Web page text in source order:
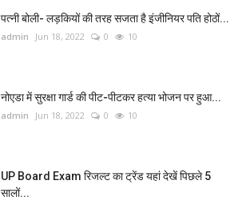
पत्नी बोली- लड़कियों की तरह सजता है इंजीनियर पति होठों...
admin Jun 18, 2022 0 10
नोएडा में सुरक्षा गार्ड की पीट-पीटकर हत्या भोजन पर हुआ...
admin Jun 18, 2022 0 10
UP Board Exam रिजल्ट का ट्रेंड यहां देखें पिछले 5
सालों...